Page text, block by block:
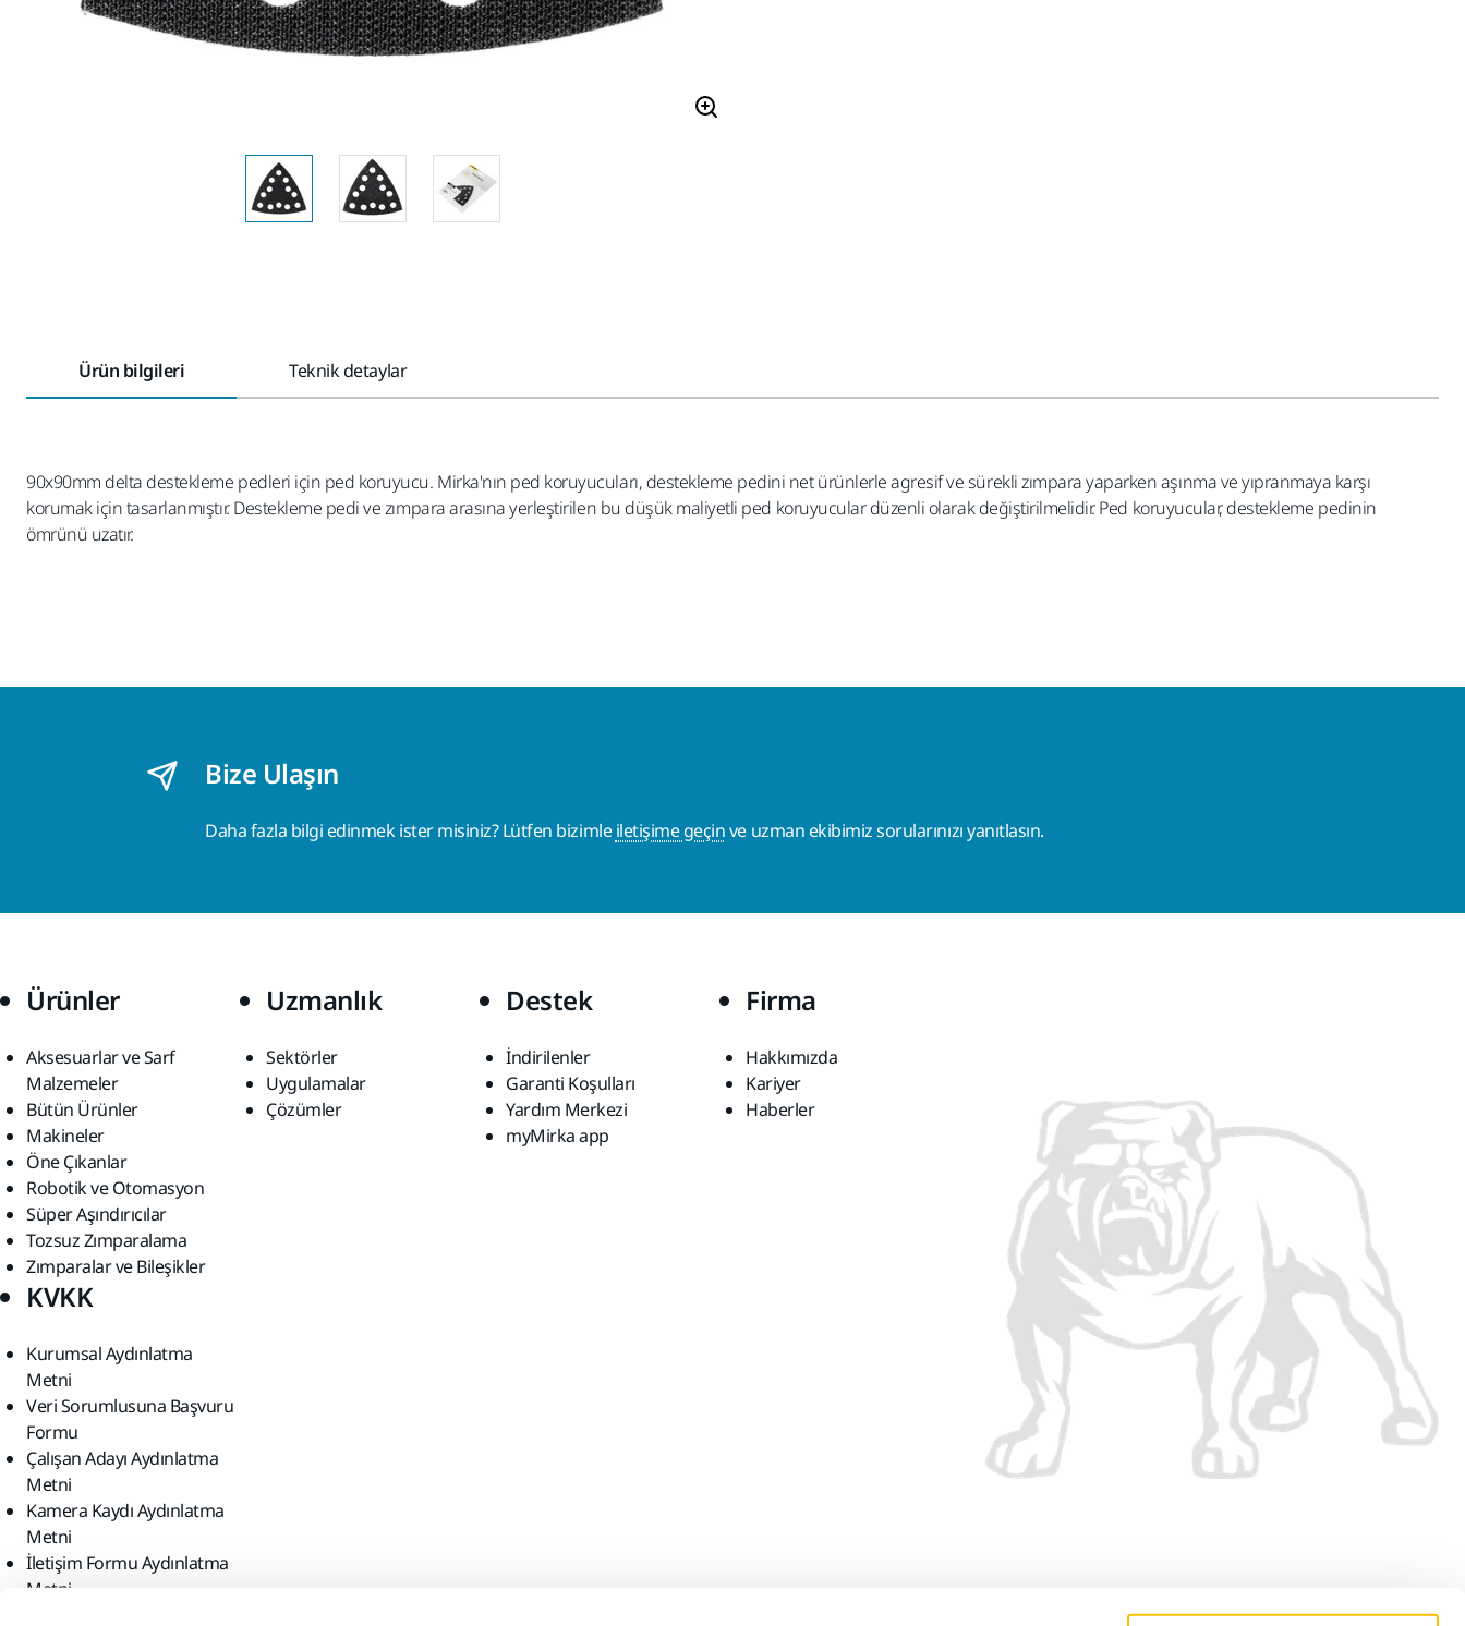
Ürün bilgileri Teknik detaylar
90x90mm delta destekleme pedleri için ped koruyucu. Mirka'nın ped koruyucuları, destekleme pedini net ürünlerle agresif ve sürekli zımpara yaparken aşınma ve yıpranmaya karşı
korumak için tasarlanmıştır. Destekleme pedi ve zımpara arasına yerleştirilen bu düşük maliyetli ped koruyucular düzenli olarak değiştirilmelidir. Ped koruyucular, destekleme pedinin
ömrünü uzatır.
Bize Ulaşın
Daha fazla bilgi edinmek ister misiniz? Lütfen bizimleiletişime geçinve uzman ekibimiz sorularınızı yanıtlasın.
Ürünler
Aksesuarlar ve Sarf
Malzemeler
Bütün Ürünler
Makineler
Öne Çıkanlar
Robotik ve Otomasyon
Süper Aşındırıcılar
Tozsuz Zımparalama
Zımparalar ve Bileşikler
Uzmanlık
Sektörler
Uygulamalar
Çözümler
Destek
İndirilenler
Garanti Koşulları
Yardım Merkezi
myMirka app
Firma
Hakkımızda
Kariyer
Haberler
KVKK
Kurumsal Aydınlatma
Metni
Veri Sorumlusuna Başvuru
Formu
Çalışan Adayı Aydınlatma
Metni
Kamera Kaydı Aydınlatma
Metni
İletişim Formu Aydınlatma
Metni